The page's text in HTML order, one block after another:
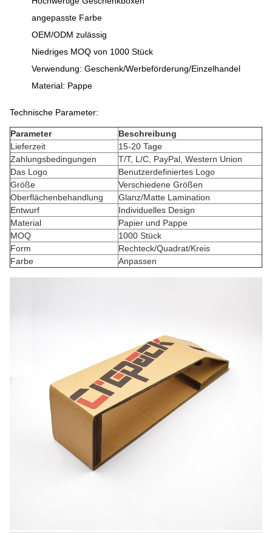
angepasste Farbe
OEM/ODM zulässig
Niedriges MOQ von 1000 Stück
Verwendung: Geschenk/Werbeförderung/Einzelhandel
Material: Pappe
Technische Parameter:
Parameter
Beschreibung
Lieferzeit
15-20 Tage
Zahlungsbedingungen
T/T, L/C, PayPal, Western Union
Das Logo
Benutzerdefiniertes Logo
Größe
Verschiedene Größen
Oberflächenbehandlung
Glanz/Matte Lamination
Entwurf
Individuelles Design
Material
Papier und Pappe
MOQ
1000 Stück
Form
Rechteck/Quadrat/Kreis
Farbe
Anpassen